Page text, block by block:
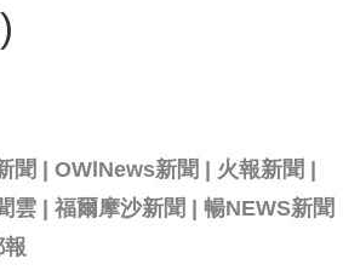
聞 | OWlNews新聞 | 火報新聞 |
雲 | 福爾摩沙新聞 | 暢NEWS新聞
報